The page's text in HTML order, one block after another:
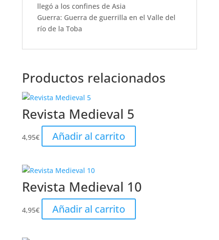
llegó a los confines de Asia
Guerra: Guerra de guerrilla en el Valle del
río de la Toba
Productos relacionados
Revista Medieval 5
4,95€ Añadir al carrito
Revista Medieval 10
4,95€ Añadir al carrito